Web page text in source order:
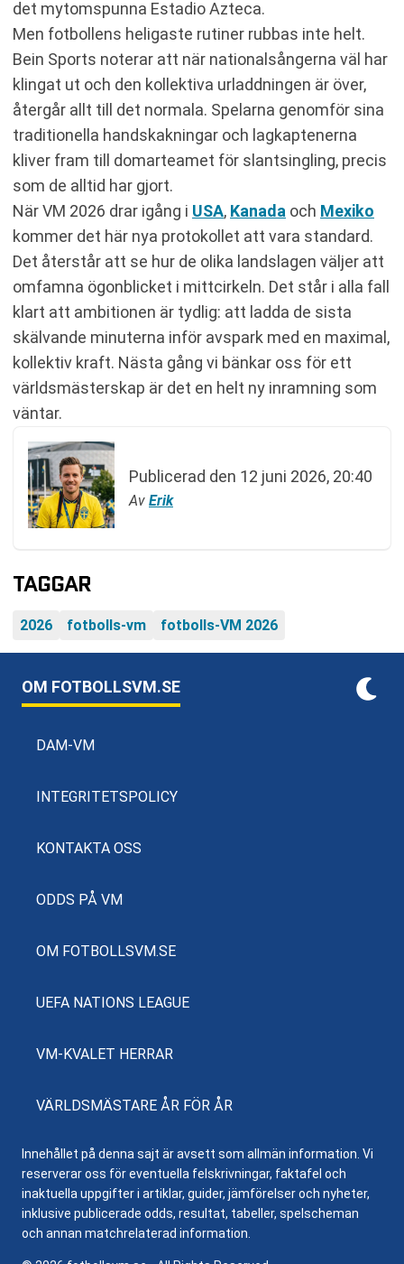
det mytomspunna Estadio Azteca.
Men fotbollens heligaste rutiner rubbas inte helt.
Bein Sports noterar att när nationalsångerna väl har
klingat ut och den kollektiva urladdningen är över,
återgår allt till det normala. Spelarna genomför sina
traditionella handskakningar och lagkaptenerna
kliver fram till domarteamet för slantsingling, precis
som de alltid har gjort.
När VM 2026 drar igång i USA, Kanada och Mexiko
kommer det här nya protokollet att vara standard.
Det återstår att se hur de olika landslagen väljer att
omfamna ögonblicket i mittcirkeln. Det står i alla fall
klart att ambitionen är tydlig: att ladda de sista
skälvande minuterna inför avspark med en maximal,
kollektiv kraft. Nästa gång vi bänkar oss för ett
världsmästerskap är det en helt ny inramning som
väntar.
Publicerad den 12 juni 2026, 20:40
Av Erik
TAGGAR
2026 fotbolls-vm fotbolls-VM 2026
OM FOTBOLLSVM.SE
DAM-VM
INTEGRITETSPOLICY
KONTAKTA OSS
ODDS PÅ VM
OM FOTBOLLSVM.SE
UEFA NATIONS LEAGUE
VM-KVALET HERRAR
VÄRLDSMÄSTARE ÅR FÖR ÅR
Innehållet på denna sajt är avsett som allmän information. Vi
reserverar oss för eventuella felskrivningar, faktafel och
inaktuella uppgifter i artiklar, guider, jämförelser och nyheter,
inklusive publicerade odds, resultat, tabeller, spelscheman
och annan matchrelaterad information.